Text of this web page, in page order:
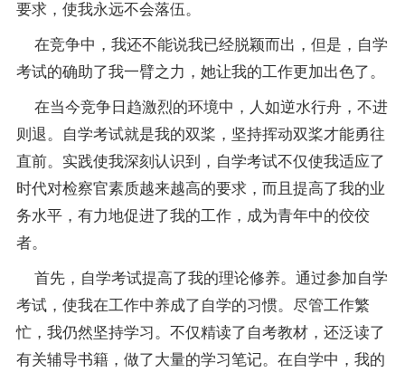
要求，使我永远不会落伍。
在竞争中，我还不能说我已经脱颖而出，但是，自学
考试的确助了我一臂之力，她让我的工作更加出色了。
在当今竞争日趋激烈的环境中，人如逆水行舟，不进
则退。自学考试就是我的双桨，坚持挥动双桨才能勇往
直前。实践使我深刻认识到，自学考试不仅使我适应了
时代对检察官素质越来越高的要求，而且提高了我的业
务水平，有力地促进了我的工作，成为青年中的佼佼
者。
首先，自学考试提高了我的理论修养。通过参加自学
考试，使我在工作中养成了自学的习惯。尽管工作繁
忙，我仍然坚持学习。不仅精读了自考教材，还泛读了
有关辅导书籍，做了大量的学习笔记。在自学中，我的